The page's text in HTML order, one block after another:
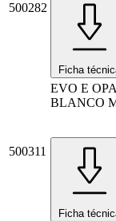
500282
Ficha
500311
EVO E
BLANCO
Ficha